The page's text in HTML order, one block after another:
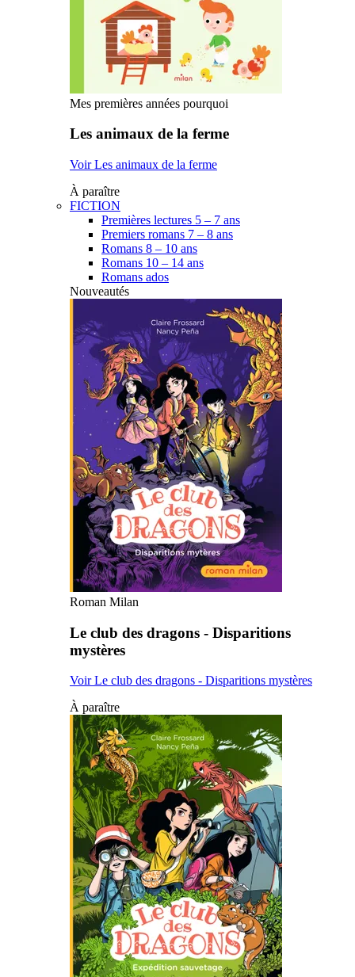
Mes premières années pourquoi
Les animaux de la ferme
Voir Les animaux de la ferme
À paraître
FICTION
Premières lectures 5 – 7 ans
Premiers romans 7 – 8 ans
Romans 8 – 10 ans
Romans 10 – 14 ans
Romans ados
Nouveautés
Roman Milan
Le club des dragons - Disparitions
mystères
Voir Le club des dragons - Disparitions mystères
À paraître